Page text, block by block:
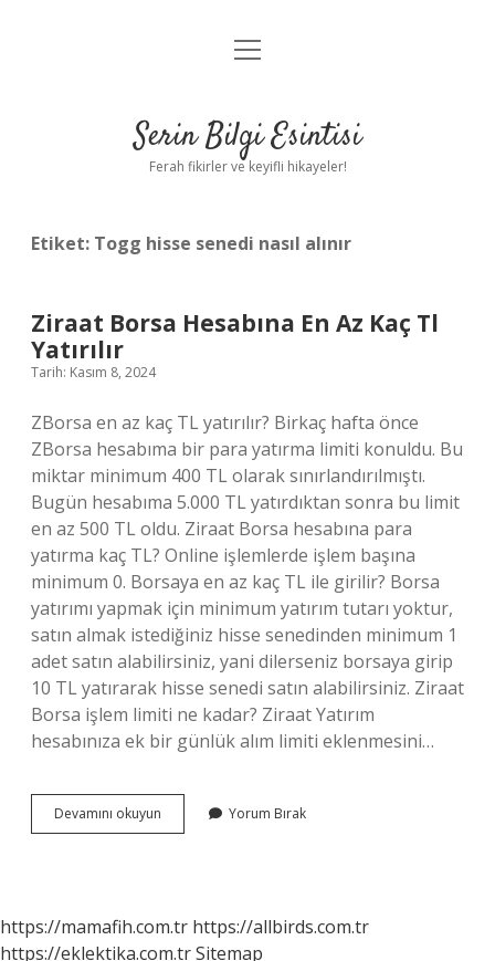
Anasayfa
Yasal Uyarı
menüyü
Serin Bilgi Esintisi
Ferah fikirler ve keyifli hikayeler!
Etiket: Togg hisse senedi nasıl alınır
Ziraat Borsa Hesabına En Az Kaç Tl
Yatırılır
Tarih: Kasım 8, 2024
ZBorsa en az kaç TL yatırılır? Birkaç hafta önce
ZBorsa hesabıma bir para yatırma limiti konuldu. Bu
miktar minimum 400 TL olarak sınırlandırılmıştı.
Bugün hesabıma 5.000 TL yatırdıktan sonra bu limit
en az 500 TL oldu. Ziraat Borsa hesabına para
yatırma kaç TL? Online işlemlerde işlem başına
minimum 0. Borsaya en az kaç TL ile girilir? Borsa
yatırımı yapmak için minimum yatırım tutarı yoktur,
satın almak istediğiniz hisse senedinden minimum 1
adet satın alabilirsiniz, yani dilerseniz borsaya girip
10 TL yatırarak hisse senedi satın alabilirsiniz. Ziraat
Borsa işlem limiti ne kadar? Ziraat Yatırım
hesabınıza ek bir günlük alım limiti eklenmesini…
Devamını okuyun
Borsa
Tl
Yatırılır
Yorum Bırak
https://mamafih.com.tr https://allbirds.com.tr
https://eklektika.com.trSitemap